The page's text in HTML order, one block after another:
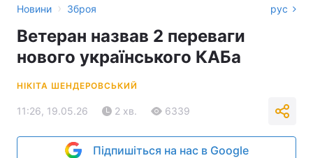
Новини › Зброя рус
Ветеран назвав 2 переваги
нового українського КАБа
НІКІТА ШЕНДЕРОВСЬКИЙ
11:26, 19.05.26 2 хв. 6339
Підпишіться на нас в Google